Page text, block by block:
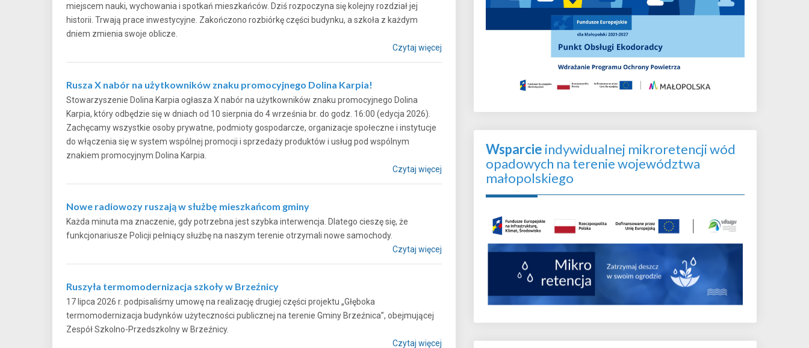
miejscem nauki, wychowania i spotkań mieszkańców. Dziś rozpoczyna się kolejny rozdział jej
historii. Trwają prace inwestycyjne. Zakończono rozbiórkę części budynku, a szkoła z każdym
dniem zmienia swoje oblicze.
Czytaj więcej
Rusza X nabór na użytkowników znaku promocyjnego Dolina Karpia!
Stowarzyszenie Dolina Karpia ogłasza X nabór na użytkowników znaku promocyjnego Dolina
Karpia, który odbędzie się w dniach od 10 sierpnia do 4 września br. do godz. 16:00 (edycja 2026).
Zachęcamy wszystkie osoby prywatne, podmioty gospodarcze, organizacje społeczne i instytucje
do włączenia się w system wspólnej promocji i sprzedaży produktów i usług pod wspólnym
znakiem promocyjnym Dolina Karpia.
Czytaj więcej
Nowe radiowozy ruszają w służbę mieszkańcom gminy
Każda minuta ma znaczenie, gdy potrzebna jest szybka interwencja. Dlatego cieszę się, że
funkcjonariusze Policji pełniący służbę na naszym terenie otrzymali nowe samochody.
Czytaj więcej
Ruszyła termomodernizacja szkoły w Brzeźnicy
17 lipca 2026 r. podpisaliśmy umowę na realizację drugiej części projektu „Głęboka
termomodernizacja budynków użyteczności publicznej na terenie Gminy Brzeźnica”, obejmującej
Zespół Szkolno-Przedszkolny w Brzeźnicy.
Czytaj więcej
Wsparcie indywidualnej mikroretencji wód
opadowych na terenie województwa
małopolskiego